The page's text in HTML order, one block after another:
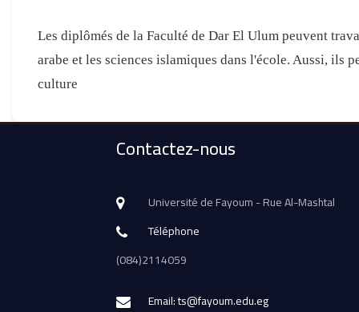
* Les diplômés de la Faculté de Dar El Ulum peuvent
arabe et les sciences islamiques dans l'école. Aussi, ils
culture
Contactez-nous
Université de Fayoum - Rue Al-Mashtal
Téléphone
(084)2114059
Email: ts@fayoum.edu.eg